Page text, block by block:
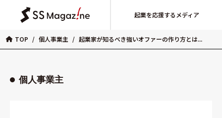
起業を応援するメディア
TOP / 個人事業主 / 起業家が知るべき強いオファーの作り方とは...
個人事業主